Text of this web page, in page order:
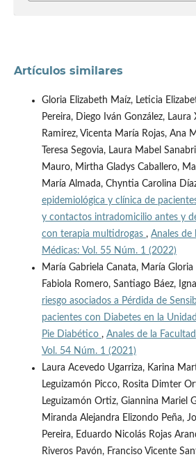
Artículos similares
Gloria Elizabeth Maíz, Leticia
Pereira, Diego Iván González, Laura
Ramirez, Vicenta María Rojas, Ana
Teresa Segovia, Laura Mabel
Mauro, Mirtha Gladys Caballero,
María Almada, Chyntia Carolina
epidemiológica y clínica de
y contactos intradomicilio antes y
con terapia multidrogas , Anales de
Médicas: Vol. 55 Núm. 1 (2022)
María Gabriela Canata, María
Fabiola Romero, Santiago Báez,
riesgo asociados a Pérdida de
pacientes con Diabetes en la
Pie Diabético , Anales de la
Vol. 54 Núm. 1 (2021)
Laura Acevedo Ugarriza, Karina
Leguizamón Picco, Rosita Dimter
Leguizamón Ortiz, Giannina Mariel
Miranda Alejandra Elizondo Peña,
Pereira, Eduardo Nicolás Rojas
Riveros Pavón, Franciso Vicente